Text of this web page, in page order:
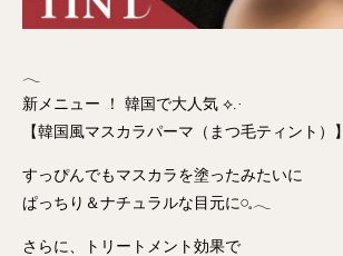
𓂃
新メニュー ！ 韓国で大人気 ⟡.·
【韓国風マスカラパーマ（まつ毛ティント）】
すっぴんでもマスカラを塗ったみたいに
ぱっちり＆ナチュラルな目元に𓏸𓈒𓂃
さらに、トリートメント効果で